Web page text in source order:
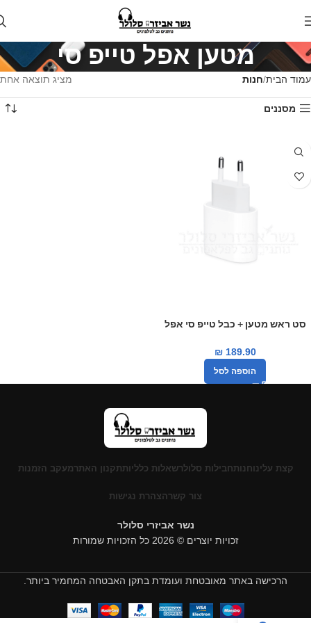
מטען אפל טייפ סי
עמוד הבית חנות מציג תוצאה אחת
מסננים
סט ראש מטען + כבל טייפ סי אפל
₪189.90
הוספה לסל
קצת עלינוחנותחבילות סלולרשאלות כלליותתקנון האתרמעקב הזמנות
צור קשרהצהרת נגישות
נשר אביזרי סלולר
זכויות יוצרים © 2026 כל הזכויות שמורות
הרכישה באתר מאובטחת ועומדת בתקן האבטחה המחמיר ביותר.